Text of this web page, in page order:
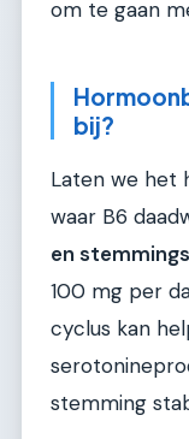
om te gaan
bij?
Laten we het
waar B6
en
100 mg per
cyclus kan
stemming